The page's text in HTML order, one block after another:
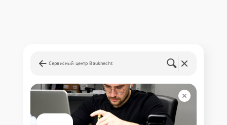
Сервисный центр Bauknecht